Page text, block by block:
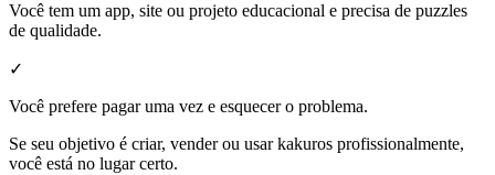
Você tem um app, site ou projeto educacional e precisa de puzzles
de qualidade.
✓
Você prefere pagar uma vez e esquecer o problema.
Se seu objetivo é criar, vender ou usar kakuros profissionalmente,
você está no lugar certo.